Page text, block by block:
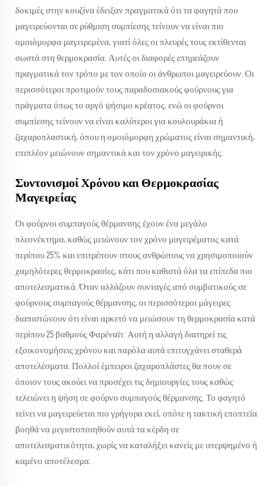
δοκιμές στην κουζίνα έδειξαν πραγματικά ότι τα φαγητά που
μαγειρεύονται σε ρύθμιση συμπίεσης τείνουν να είναι πιο
ομοιόμορφα μαγειρεμένα, γιατί όλες οι πλευρές τους εκτίθενται
σωστά στη θερμοκρασία. Αυτές οι διαφορές επηρεάζουν
πραγματικά τον τρόπο με τον οποίο οι άνθρωποι μαγειρεύουν. Οι
περισσότεροι προτιμούν τους παραδοσιακούς φούρνους για
πράγματα όπως το αργό ψήσιμο κρέατος, ενώ οι φούρνοι
συμπίεσης τείνουν να είναι καλύτεροι για κουλουράκια ή
ζαχαροπλαστική, όπου η ομοιόμορφη χρώματος είναι σημαντική,
επιπλέον μειώνουν σημαντικά και τον χρόνο μαγειρικής.
Συντονισμοί Χρόνου και Θερμοκρασίας
Μαγειρείας
Οι φούρνοι συμπαγούς θέρμανσης έχουν ένα μεγάλο
πλεονέκτημα, καθώς μειώνουν τον χρόνο μαγειρέματος κατά
περίπου 25% και επιτρέπουν στους ανθρώπους να χρησιμοποιούν
χαμηλότερες θερμοκρασίες, κάτι που καθιστά όλα τα επίπεδα πιο
αποτελεσματικά. Όταν αλλάζουν συνταγές από συμβατικούς σε
φούρνους συμπαγούς θέρμανσης, οι περισσότεροι μάγειρες
διαπιστώνουν ότι είναι αρκετό να μειώσουν τη θερμοκρασία κατά
περίπου 25 βαθμούς Φαρέναϊτ. Αυτή η αλλαγή διατηρεί τις
εξοικονομήσεις χρόνου και παρόλα αυτά επιτυγχάνει σταθερά
αποτελέσματα. Πολλοί έμπειροι ζαχαροπλάστες θα πουν σε
όποιον τους ακούει να προσέχει τις δημιουργίες τους καθώς
τελειώνει η ψήση σε φούρνο συμπαγούς θέρμανσης. Το φαγητό
τείνει να μαγειρεύεται πιο γρήγορα εκεί, οπότε η τακτική εποπτεία
βοηθά να μεγιστοποιηθούν αυτά τα κέρδη σε
αποτελεσματικότητα, χωρίς να καταλήξει κανείς με υπερψημένο ή
καμένο αποτέλεσμα.